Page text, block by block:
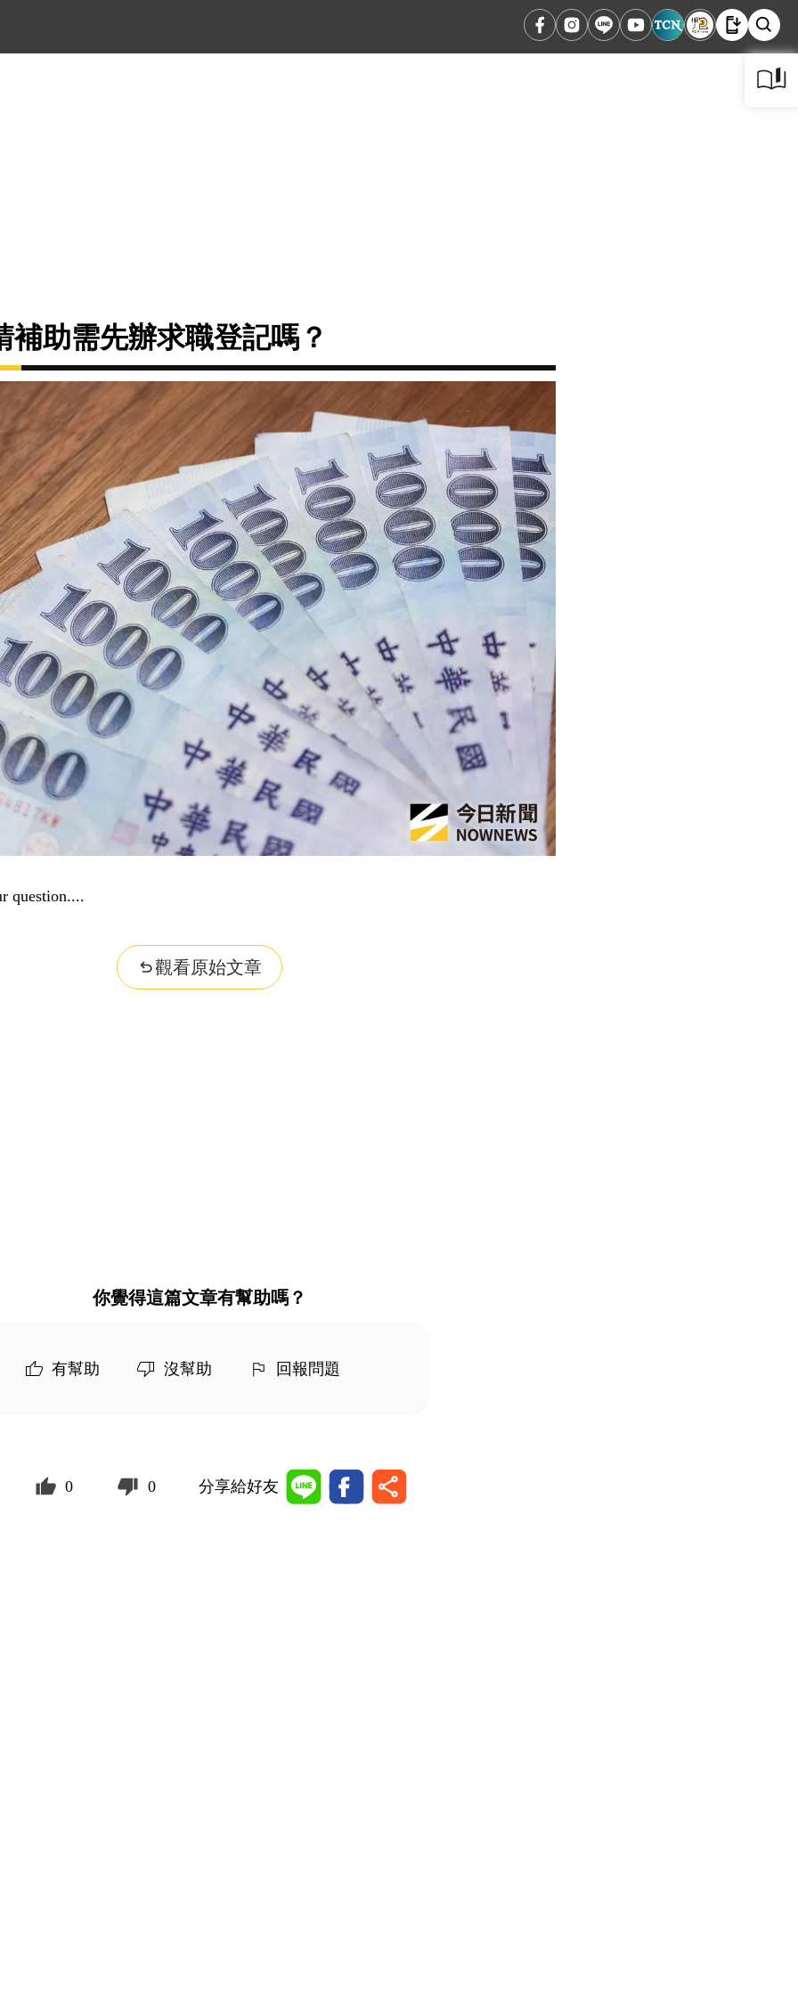
補助需先辦求職登記嗎？
question...
觀看原始文章
你覺得這篇文章有幫助嗎？
有幫助 沒幫助 回報問題
0 0 分享給好友